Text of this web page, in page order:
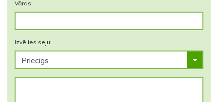
Vārds:
Izvēlies seju: